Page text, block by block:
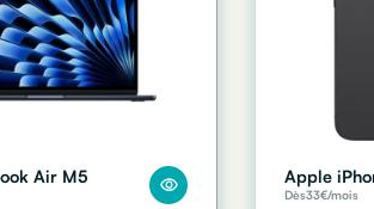
Air M5 Apple
Dès33€/mois